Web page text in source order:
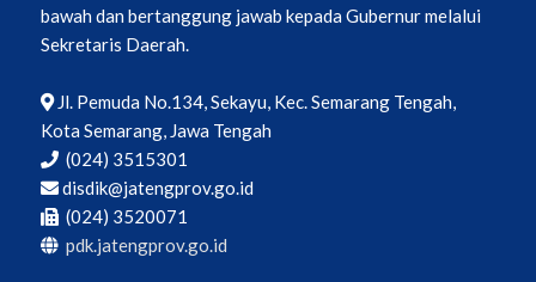
bawah dan bertanggung jawab kepada Gubernur melalui
Sekretaris Daerah.
Jl. Pemuda No.134, Sekayu, Kec. Semarang Tengah,
Kota Semarang, Jawa Tengah
(024) 3515301
disdik@jatengprov.go.id
(024) 3520071
pdk.jatengprov.go.id